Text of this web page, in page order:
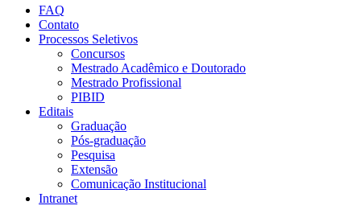
FAQ
Contato
Processos Seletivos
Concursos
Mestrado Acadêmico e Doutorado
Mestrado Profissional
PIBID
Editais
Graduação
Pós-graduação
Pesquisa
Extensão
Comunicação Institucional
Intranet